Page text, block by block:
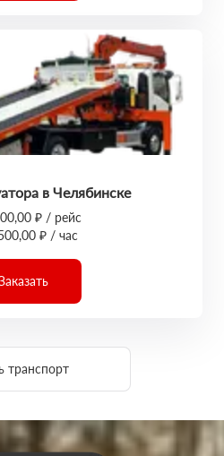
в Челябинске
₽ / рейс
₽ / час
транспорт